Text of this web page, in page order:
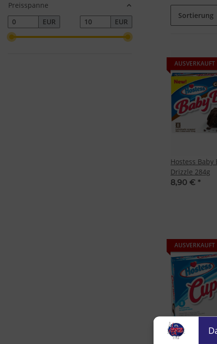
Sortierung
AUSVERKAUFT
Hostess Baby
Drizzle 284g
8,90 € *
AUSVERKAUFT
Preisspanne
EUR
EUR